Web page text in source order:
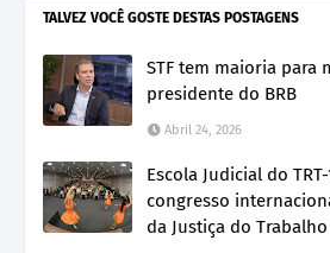
TALVEZ VOCÊ GOSTE DESTAS POSTAGENS
STF tem maioria para
presidente do BRB
Abril 24, 2026
Escola Judicial do
congresso
da Justiça do